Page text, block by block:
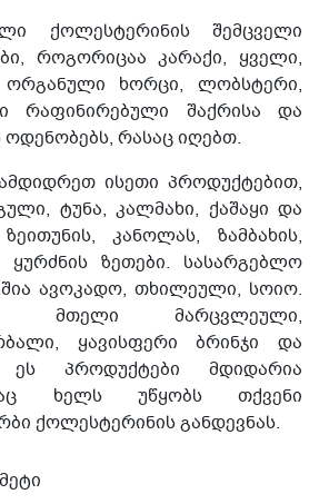
ქოლესტერინის შემცველი
როგორიცაა კარაქი, ყველი,
ორგანული ხორცი, ლობსტერი,
რაფინირებული შაქრისა და
რასაც იღებთ.
ისეთი პროდუქტებით,
ტუნა, კალმახი, ქაშაყი და
კანოლას, ზამბახის,
ყურძნის ზეთები. სასარგებლო
ავოკადო, თხილეული, სოიო.
მთელი მარცვლეული,
ყავისფერი ბრინჯი და
პროდუქტები მდიდარია
ხელს უწყობს თქვენი
ქოლესტერინის განდევნას.